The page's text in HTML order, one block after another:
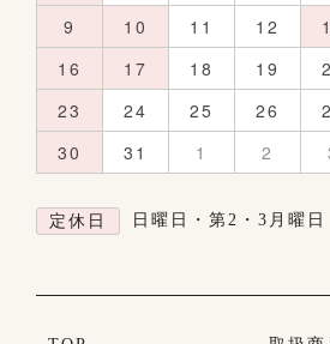
9
10 11 12
16
17 18 19
23
24 25 26
30
31 1 2
定休日 日曜日・第2・3月曜日